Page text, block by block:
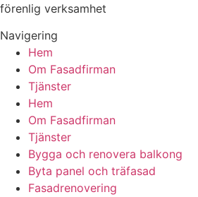
förenlig verksamhet
Navigering
Hem
Om Fasadfirman
Tjänster
Hem
Om Fasadfirman
Tjänster
Bygga och renovera balkong
Byta panel och träfasad
Fasadrenovering